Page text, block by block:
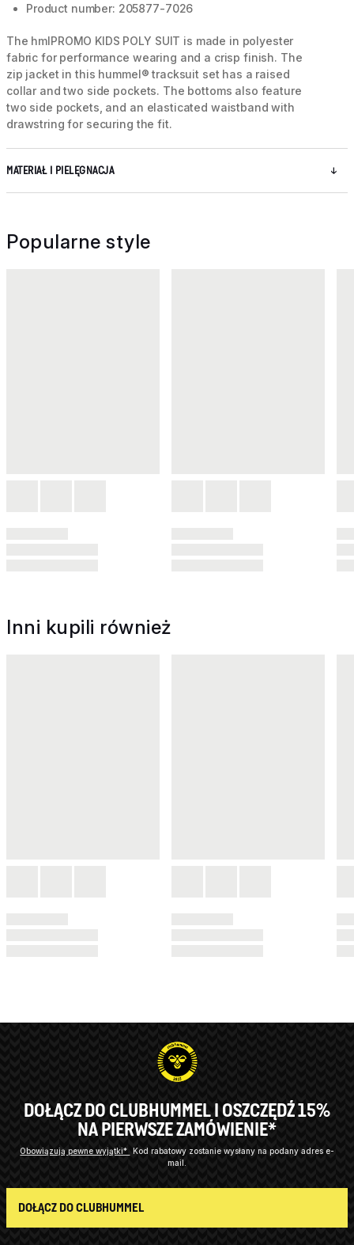
Product number: 205877-7026
The hmlPROMO KIDS POLY SUIT is made in polyester
fabric for performance wearing and a crisp finish. The
zip jacket in this hummel® tracksuit set has a raised
collar and two side pockets. The bottoms also feature
two side pockets, and an elasticated waistband with
drawstring for securing the fit.
MATERIAŁ I PIELĘGNACJA
Popularne style
Inni kupili również
DOŁĄCZ DO CLUBHUMMEL I OSZCZĘDŹ 15%
NA PIERWSZE ZAMÓWIENIE*
Obowiązują pewne wyjątki* Kod rabatowy zostanie wysłany na podany adres e-
mail.
DOŁĄCZ DO CLUBHUMMEL